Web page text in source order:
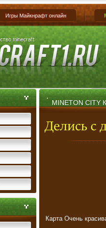
Игры Майкнрафт онлайн
MINETON CITY
Карта Очень